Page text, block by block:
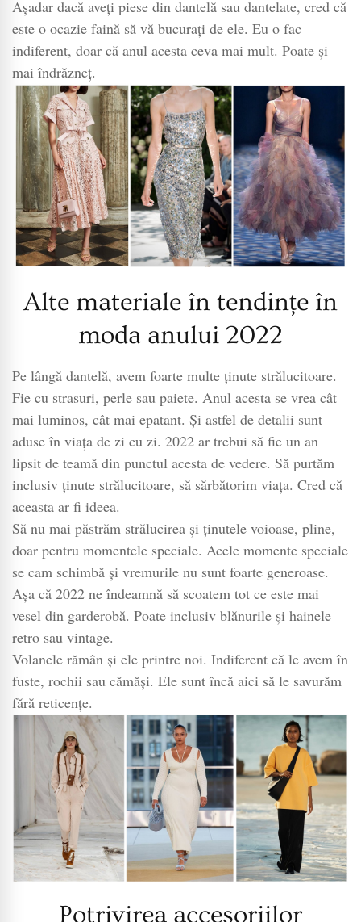
Așadar dacă aveți piese din dantelă sau dantelate, cred că
este o ocazie faină să vă bucurați de ele. Eu o fac
indiferent, doar că anul acesta ceva mai mult. Poate și
mai îndrăzneț.
Alte materiale în tendințe în
moda anului 2022
Pe lângă dantelă, avem foarte multe ținute strălucitoare.
Fie cu strasuri, perle sau paiete. Anul acesta se vrea cât
mai luminos, cât mai epatant. Și astfel de detalii sunt
aduse în viața de zi cu zi. 2022 ar trebui să fie un an
lipsit de teamă din punctul acesta de vedere. Să purtăm
inclusiv ținute strălucitoare, să sărbătorim viața. Cred că
aceasta ar fi ideea.
Să nu mai păstrăm strălucirea și ținutele voioase, pline,
doar pentru momentele speciale. Acele momente speciale
se cam schimbă și vremurile nu sunt foarte generoase.
Așa că 2022 ne îndeamnă să scoatem tot ce este mai
vesel din garderobă. Poate inclusiv blănurile și hainele
retro sau vintage.
Volanele rămân și ele printre noi. Indiferent că le avem în
fuste, rochii sau cămăși. Ele sunt încă aici să le savurăm
fără reticențe.
Potrivirea accesoriilor